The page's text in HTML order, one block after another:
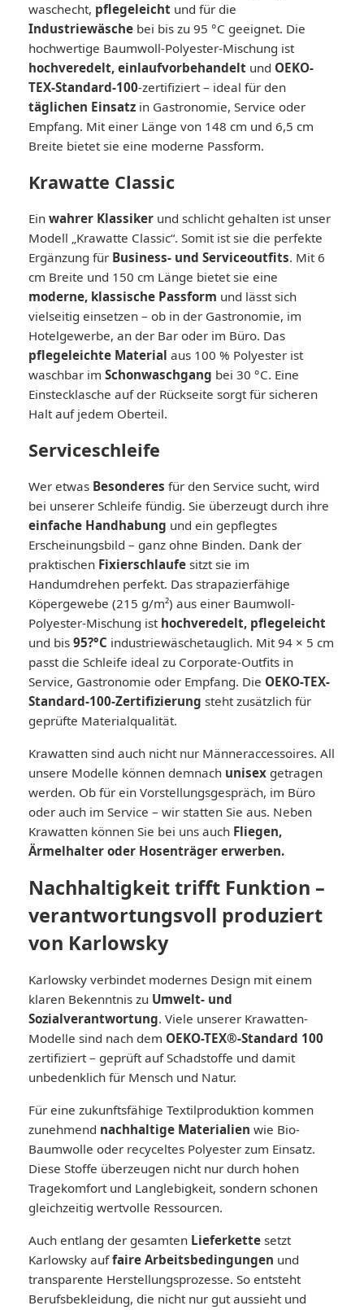
waschecht, pflegeleicht und für die
Industriewäsche bei bis zu 95 °C geeignet. Die
hochwertige Baumwoll-Polyester-Mischung ist
hochveredelt, einlaufvorbehandelt und OEKO-
TEX-Standard-100-zertifiziert – ideal für den
täglichen Einsatz in Gastronomie, Service oder
Empfang. Mit einer Länge von 148 cm und 6,5 cm
Breite bietet sie eine moderne Passform.
Krawatte Classic
Ein wahrer Klassiker und schlicht gehalten ist unser
Modell „Krawatte Classic“. Somit ist sie die perfekte
Ergänzung für Business- und Serviceoutfits. Mit 6
cm Breite und 150 cm Länge bietet sie eine
moderne, klassische Passform und lässt sich
vielseitig einsetzen – ob in der Gastronomie, im
Hotelgewerbe, an der Bar oder im Büro. Das
pflegeleichte Material aus 100 % Polyester ist
waschbar im Schonwaschgang bei 30 °C. Eine
Einstecklasche auf der Rückseite sorgt für sicheren
Halt auf jedem Oberteil.
Serviceschleife
Wer etwas Besonderes für den Service sucht, wird
bei unserer Schleife fündig. Sie überzeugt durch ihre
einfache Handhabung und ein gepflegtes
Erscheinungsbild – ganz ohne Binden. Dank der
praktischen Fixierschlaufe sitzt sie im
Handumdrehen perfekt. Das strapazierfähige
Köpergewebe (215 g/m²) aus einer Baumwoll-
Polyester-Mischung ist hochveredelt, pflegeleicht
und bis 95?°C industriewäschetauglich. Mit 94 × 5 cm
passt die Schleife ideal zu Corporate-Outfits in
Service, Gastronomie oder Empfang. Die OEKO-TEX-
Standard-100-Zertifizierung steht zusätzlich für
geprüfte Materialqualität.
Krawatten sind auch nicht nur Männeraccessoires. All
unsere Modelle können demnach unisex getragen
werden. Ob für ein Vorstellungsgespräch, im Büro
oder auch im Service – wir statten Sie aus. Neben
Krawatten können Sie bei uns auch Fliegen,
Ärmelhalter oder Hosenträger erwerben.
Nachhaltigkeit trifft Funktion –
verantwortungsvoll produziert
von Karlowsky
Karlowsky verbindet modernes Design mit einem
klaren Bekenntnis zu Umwelt- und
Sozialverantwortung. Viele unserer Krawatten-
Modelle sind nach dem OEKO-TEX®-Standard 100
zertifiziert – geprüft auf Schadstoffe und damit
unbedenklich für Mensch und Natur.
Für eine zukunftsfähige Textilproduktion kommen
zunehmend nachhaltige Materialien wie Bio-
Baumwolle oder recyceltes Polyester zum Einsatz.
Diese Stoffe überzeugen nicht nur durch hohen
Tragekomfort und Langlebigkeit, sondern schonen
gleichzeitig wertvolle Ressourcen.
Auch entlang der gesamten Lieferkette setzt
Karlowsky auffaire Arbeitsbedingungen und
transparente Herstellungsprozesse. So entsteht
Berufsbekleidung, die nicht nur gut aussieht und